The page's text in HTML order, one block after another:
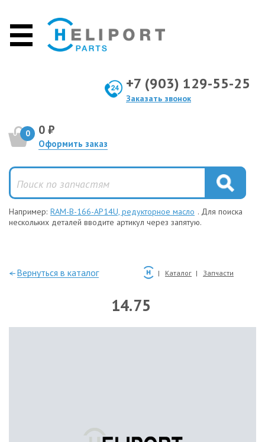
+7 (903) 129-55-25
Заказать звонок
0 0 ₽
Оформить заказ
Например: RAM-B-166-AP14U, редукторное масло . Для поиска
нескольких деталей вводите артикул через запятую.
—Вернуться в каталог Каталог Запчасти
14.75